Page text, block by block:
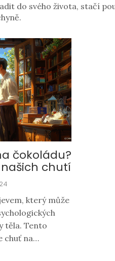
do svého života, stačí
čokoládu?
chutí
který může
těla. Tento
chuť na